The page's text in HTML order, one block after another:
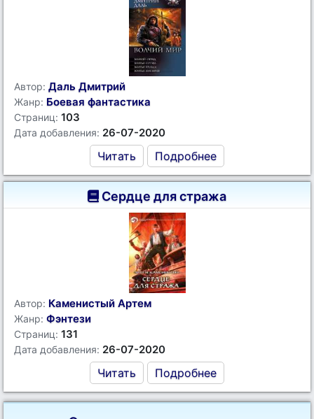
Автор: Даль Дмитрий
Жанр: Боевая фантастика
Страниц: 103
Дата добавления: 26-07-2020
Читать Подробнее
Сердце для стража
Автор: Каменистый Артем
Жанр: Фэнтези
Страниц: 131
Дата добавления: 26-07-2020
Читать Подробнее